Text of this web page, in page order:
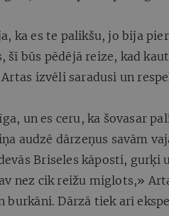
ka es te palikšu, jo bija
šī būs pēdējā reize, kad
izvēli saradusi un
un es ceru, ka šovasar
audzē dārzeņus savām
Briseles kāposti, gurķi
nez cik reižu miglots,»
burkāni. Dārzā tiek arī